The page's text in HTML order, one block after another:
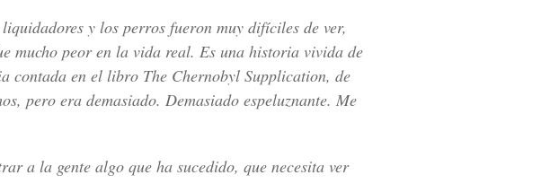
y los perros fueron muy difíciles de ver,
mucho peor en la vida real. Es una historia vivida de
contada en el libro The Chernobyl Supplication, de
pero era demasiado. Demasiado espeluznante. Me
a la gente algo que ha sucedido, que necesita ver